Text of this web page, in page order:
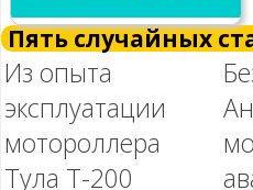
Пять случайных
Из опыта
эксплуатации
мотороллера
Тула Т-200